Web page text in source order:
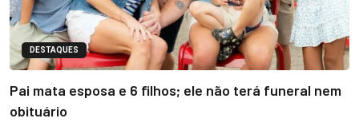
DESTAQUES
Pai mata esposa e 6 filhos; ele não terá funeral nem
obituário